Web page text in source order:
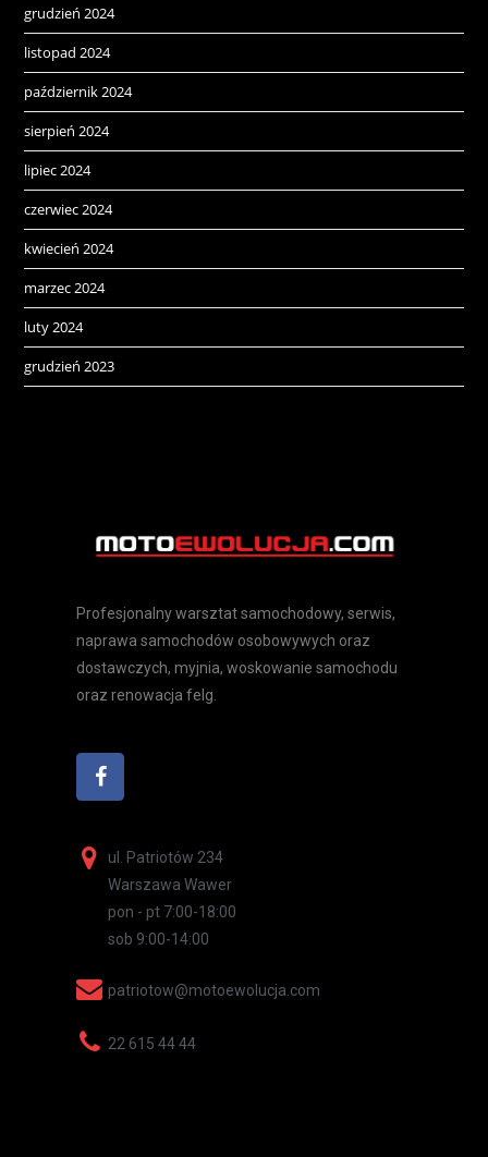
grudzień 2024
listopad 2024
październik 2024
sierpień 2024
lipiec 2024
czerwiec 2024
kwiecień 2024
marzec 2024
luty 2024
grudzień 2023
Profesjonalny warsztat samochodowy, serwis,
naprawa samochodów osobowywych oraz
dostawczych, myjnia, woskowanie samochodu
oraz renowacja felg.
ul. Patriotów 234
Warszawa Wawer
pon - pt 7:00-18:00
sob 9:00-14:00
patriotow@motoewolucja.com
22 615 44 44